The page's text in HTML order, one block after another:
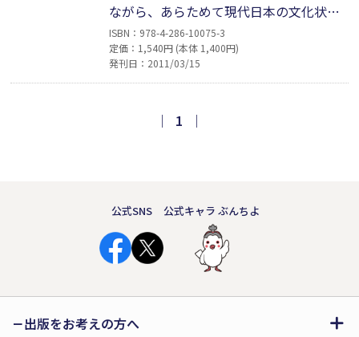
ながら、あらためて現代日本の文化状況
を省みる随想と批評の一書。日本統治下
を知る台湾の人々とカラオケを歌い、米
せるなど幅広く論じながら、劣化した言
ISBN：978-4-286-10075-3
定価：1,540円 (本体 1,400円)
発刊日：2011/03/15
｜ 1 ｜
公式SNS 公式キャラ ぶんちよ
出版をお考えの方へ